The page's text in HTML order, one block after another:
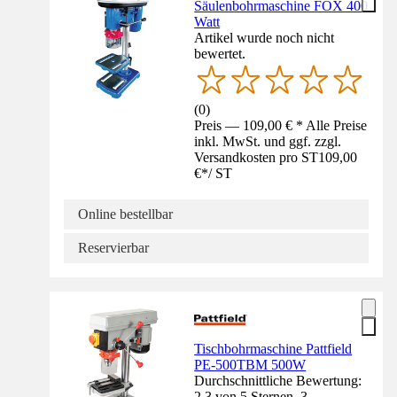
Säulenbohrmaschine FOX 400
Watt
Artikel wurde noch nicht
bewertet.
(0)
Preis — 109,00 € * Alle Preise
inkl. MwSt. und ggf. zzgl.
Versandkosten pro ST109,00
€*/ ST
Online bestellbar
Reservierbar
Tischbohrmaschine Pattfield
PE-500TBM 500W
Durchschnittliche Bewertung: